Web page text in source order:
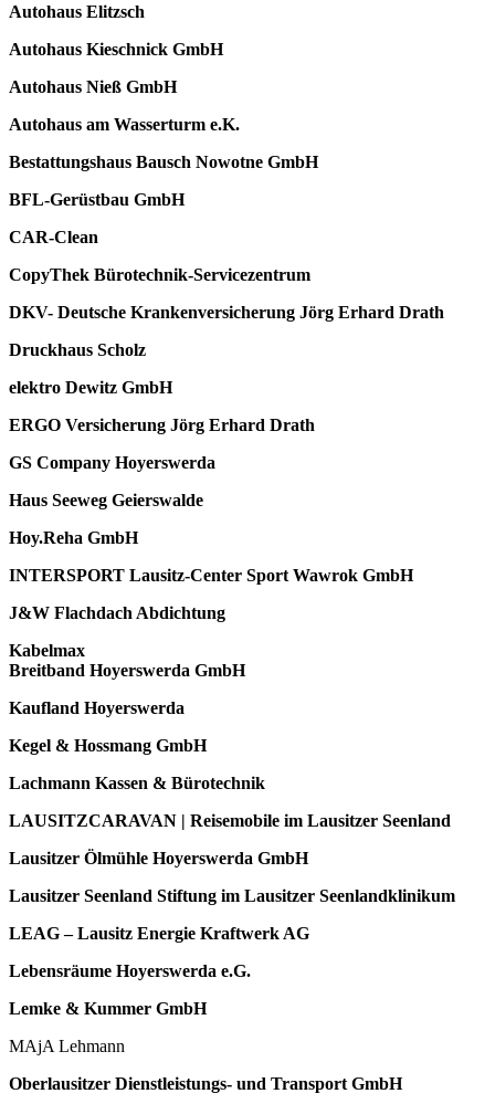
Autohaus Elitzsch
Autohaus Kieschnick GmbH
Autohaus Nieß GmbH
Autohaus am Wasserturm e.K.
Bestattungshaus Bausch Nowotne GmbH
BFL-Gerüstbau GmbH
CAR-Clean
CopyThek Bürotechnik-Servicezentrum
DKV- Deutsche Krankenversicherung Jörg Erhard Drath
Druckhaus Scholz
elektro Dewitz GmbH
ERGO Versicherung Jörg Erhard Drath
GS Company Hoyerswerda
Haus Seeweg Geierswalde
Hoy.Reha GmbH
INTERSPORT Lausitz-Center Sport Wawrok GmbH
J&W Flachdach Abdichtung
Kabelmax
Breitband Hoyerswerda GmbH
Kaufland Hoyerswerda
Kegel & Hossmang GmbH
Lachmann Kassen & Bürotechnik
LAUSITZCARAVAN | Reisemobile im Lausitzer Seenland
Lausitzer Ölmühle Hoyerswerda GmbH
Lausitzer Seenland Stiftung im Lausitzer Seenlandklinikum
LEAG – Lausitz Energie Kraftwerk AG
Lebensräume Hoyerswerda e.G.
Lemke & Kummer GmbH
MAjA Lehmann
Oberlausitzer Dienstleistungs- und Transport GmbH